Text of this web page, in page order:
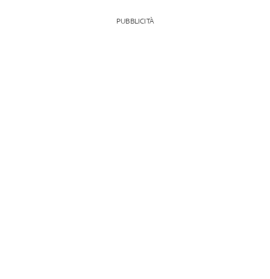
PUBBLICITÀ